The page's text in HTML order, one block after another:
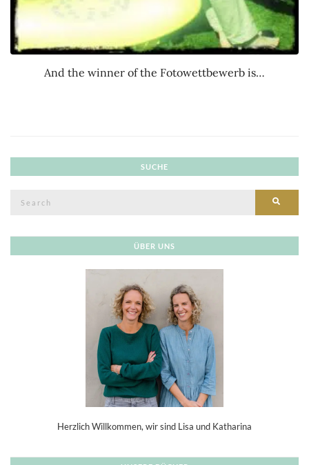
And the winner of the Fotowettbewerb is…
SUCHE
ÜBER UNS
Herzlich Willkommen, wir sind Lisa und Katharina